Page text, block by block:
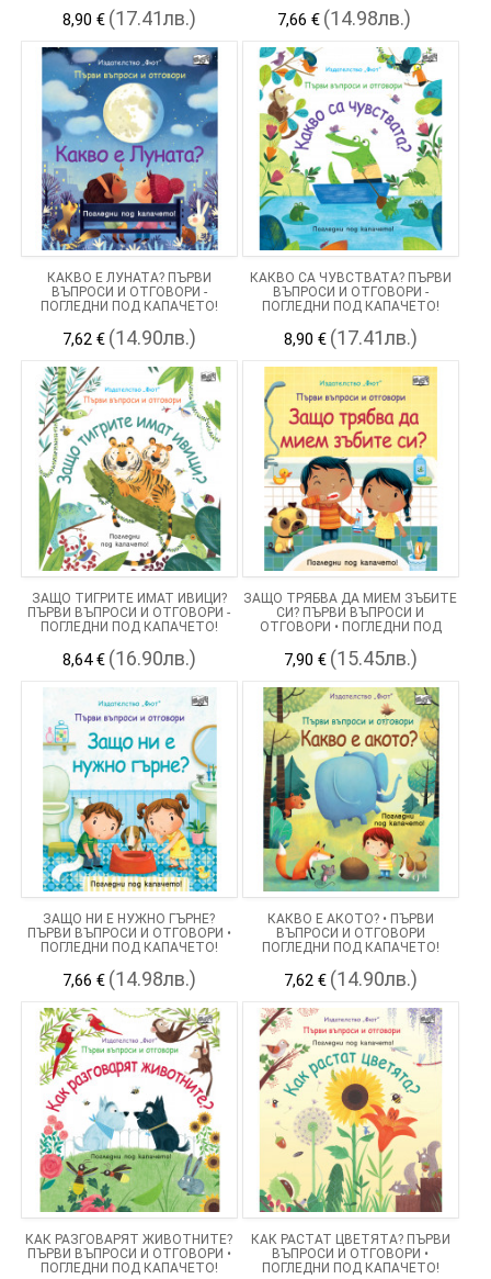
8,90 € (17.41лв.) 7,66 € (14.98лв.)
КАКВО Е ЛУНАТА? ПЪРВИ
ВЪПРОСИ И ОТГОВОРИ -
ПОГЛЕДНИ ПОД КАПАЧЕТО!
7,62 € (14.90лв.)
КАКВО СА ЧУВСТВАТА? ПЪРВИ
ВЪПРОСИ И ОТГОВОРИ -
ПОГЛЕДНИ ПОД КАПАЧЕТО!
8,90 € (17.41лв.)
ЗАЩО ТИГРИТЕ ИМАТ ИВИЦИ?
ПЪРВИ ВЪПРОСИ И ОТГОВОРИ -
ПОГЛЕДНИ ПОД КАПАЧЕТО!
8,64 € (16.90лв.)
ЗАЩО ТРЯБВА ДА МИЕМ ЗЪБИТЕ
СИ? ПЪРВИ ВЪПРОСИ И
ОТГОВОРИ • ПОГЛЕДНИ ПОД
7,90 € (15.45лв.)
ЗАЩО НИ Е НУЖНО ГЪРНЕ?
ПЪРВИ ВЪПРОСИ И ОТГОВОРИ •
ПОГЛЕДНИ ПОД КАПАЧЕТО!
7,66 € (14.98лв.)
КАКВО Е АКОТО? • ПЪРВИ
ВЪПРОСИ И ОТГОВОРИ
ПОГЛЕДНИ ПОД КАПАЧЕТО!
7,62 € (14.90лв.)
КАК РАЗГОВАРЯТ ЖИВОТНИТЕ?
ПЪРВИ ВЪПРОСИ И ОТГОВОРИ •
ПОГЛЕДНИ ПОД КАПАЧЕТО!
КАК РАСТАТ ЦВЕТЯТА? ПЪРВИ
ВЪПРОСИ И ОТГОВОРИ •
ПОГЛЕДНИ ПОД КАПАЧЕТО!